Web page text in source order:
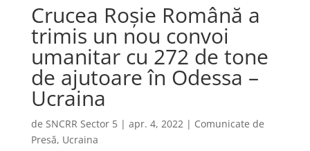
Crucea Roșie Română a
trimis un nou convoi
umanitar cu 272 de tone
de ajutoare în Odessa –
Ucraina
de SNCRR Sector 5| apr. 4, 2022| Comunicate de
Presă, Ucraina